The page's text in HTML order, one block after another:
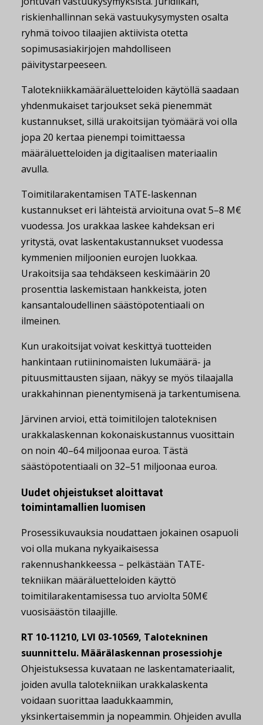
riskienhallinnan sekä vastuukysymysten osalta
ryhmä toivoo tilaajien aktiivista otetta
sopimusasiakirjojen mahdolliseen
päivitystarpeeseen.
Talotekniikkamääräluetteloiden käytöllä saadaan
yhdenmukaiset tarjoukset sekä pienemmät
kustannukset, sillä urakoitsijan työmäärä voi olla
jopa 20 kertaa pienempi toimittaessa
määräluetteloiden ja digitaalisen materiaalin
avulla.
Toimitilarakentamisen TATE-laskennan
kustannukset eri lähteistä arvioituna ovat 5–8 M€
vuodessa. Jos urakkaa laskee kahdeksan eri
yritystä, ovat laskentakustannukset vuodessa
kymmenien miljoonien eurojen luokkaa.
Urakoitsija saa tehdäkseen keskimäärin 20
prosenttia laskemistaan hankkeista, joten
kansantaloudellinen säästöpotentiaali on
ilmeinen.
Kun urakoitsijat voivat keskittyä tuotteiden
hankintaan rutiininomaisten lukumäärä- ja
pituusmittausten sijaan, näkyy se myös tilaajalla
urakkahinnan pienentymisenä ja tarkentumisena.
Järvinen arvioi, että toimitilojen taloteknisen
urakkalaskennan kokonaiskustannus vuosittain
on noin 40–64 miljoonaa euroa. Tästä
säästöpotentiaali on 32–51 miljoonaa euroa.
Uudet ohjeistukset aloittavat
toimintamallien luomisen
Prosessikuvauksia noudattaen jokainen osapuoli
voi olla mukana nykyaikaisessa
rakennushankkeessa – pelkästään TATE-
tekniikan määräluetteloiden käyttö
toimitilarakentamisessa tuo arviolta 50M€
vuosisäästön tilaajille.
RT 10-11210, LVI 03-10569, Talotekninen
suunnittelu. Määrälaskennan prosessiohje
Ohjeistuksessa kuvataan ne laskentamateriaalit,
joiden avulla talotekniikan urakkalaskenta
voidaan suorittaa laadukkaammin,
yksinkertaisemmin ja nopeammin. Ohjeiden avulla